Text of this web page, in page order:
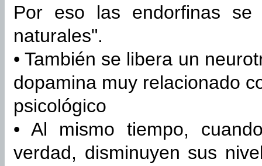
Por eso las endorfinas se
naturales".
• También se libera un
dopamina muy relacionado
psicológico
• Al mismo tiempo,
verdad, disminuyen sus